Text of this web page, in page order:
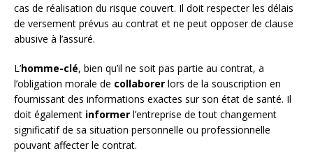
cas de réalisation du risque couvert. Il doit respecter les délais
de versement prévus au contrat et ne peut opposer de clause
abusive à l’assuré.
L’homme-clé, bien qu’il ne soit pas partie au contrat, a
l’obligation morale de collaborer lors de la souscription en
fournissant des informations exactes sur son état de santé. Il
doit également informer l’entreprise de tout changement
significatif de sa situation personnelle ou professionnelle
pouvant affecter le contrat.